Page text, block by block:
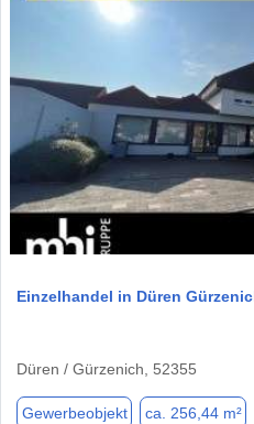
Einzelhandel in Düren
Düren / Gürzenich, 52355
Gewerbeobjekt ca. 256,44 m²